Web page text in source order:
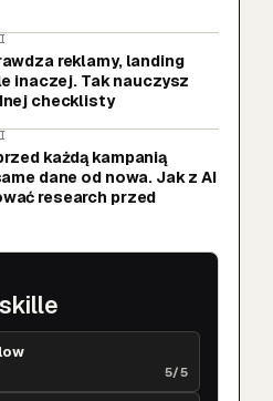
reklamy, landing
inaczej. Tak nauczysz
checklisty
każdą kampanią
dane od nowa. Jak z AI
research przed
5/5